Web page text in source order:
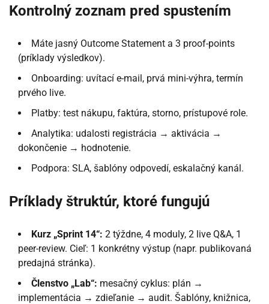
Kontrolný zoznam pred spustením
Máte jasný Outcome Statement a 3 proof-points
(príklady výsledkov).
Onboarding: uvítací e-mail, prvá mini-výhra, termín
prvého live.
Platby: test nákupu, faktúra, storno, prístupové role.
Analytika: udalosti registrácia → aktivácia →
dokončenie → hodnotenie.
Podpora: SLA, šablóny odpovedí, eskalačný kanál.
Príklady štruktúr, ktoré fungujú
Kurz „Sprint 14“: 2 týždne, 4 moduly, 2 live Q&A, 1
peer-review. Cieľ: 1 konkrétny výstup (napr. publikovaná
predajná stránka).
Členstvo „Lab“: mesačný cyklus: plán →
implementácia → zdieľanie → audit. Šablóny, knižnica,